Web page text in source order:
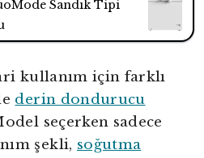
Sandık Tipi
kullanım için farklı
derin dondurucu
seçerken sadece
şekli, soğutma